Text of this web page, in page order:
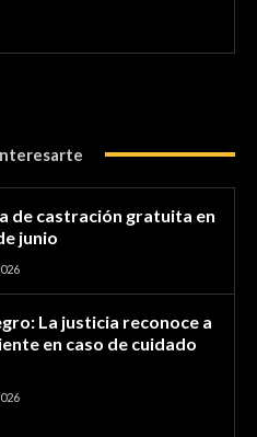
de castración gratuita en
junio
La justicia reconoce a
en caso de cuidado